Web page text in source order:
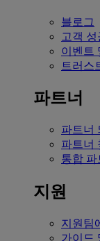
블로그
고객 성
이벤트
트러스
파트너
파트너
파트너
통합 파
지원
지원팀
가이드